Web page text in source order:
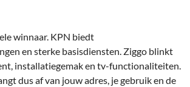
winnaar. KPN biedt
en sterke basisdiensten. Ziggo blinkt
installatiegemak en tv-functionaliteiten.
dus af van jouw adres, je gebruik en de